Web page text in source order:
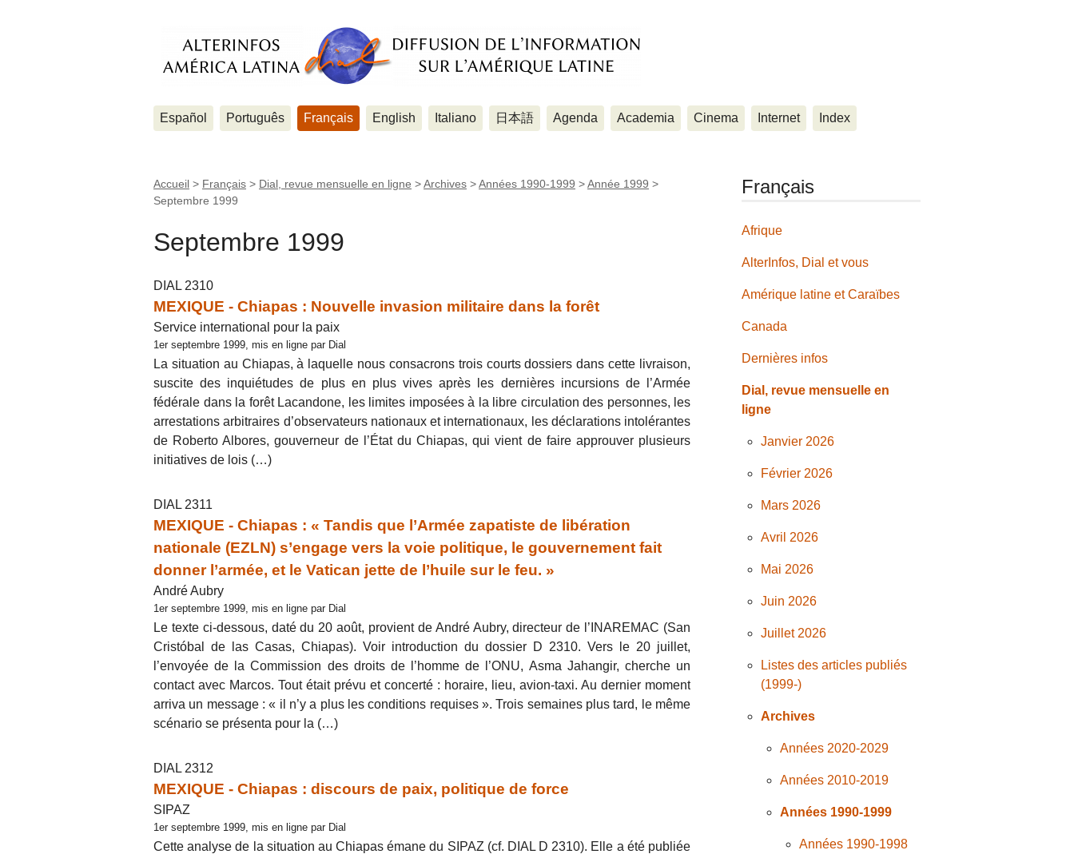
Español Português Français English Italiano 日本語 Agenda Academia Cinema Internet Index
Accueil > Français > Dial, revue mensuelle en ligne >Archives >Années 1990-1999 >Année 1999 >
Septembre 1999
Septembre 1999
DIAL 2310
MEXIQUE - Chiapas : Nouvelle invasion militaire dans la forêt
Service international pour la paix
1er septembre 1999, mis en ligne par Dial
La situation au Chiapas, à laquelle nous consacrons trois courts dossiers dans cette livraison,
suscite des inquiétudes de plus en plus vives après les dernières incursions de l’Armée
fédérale dans la forêt Lacandone, les limites imposées à la libre circulation des personnes, les
arrestations arbitraires d’observateurs nationaux et internationaux, les déclarations intolérantes
de Roberto Albores, gouverneur de l’État du Chiapas, qui vient de faire approuver plusieurs
initiatives de lois (…)
DIAL 2311
MEXIQUE - Chiapas : « Tandis que l’Armée zapatiste de libération
nationale (EZLN) s’engage vers la voie politique, le gouvernement fait
donner l’armée, et le Vatican jette de l’huile sur le feu. »
André Aubry
1er septembre 1999, mis en ligne par Dial
Le texte ci-dessous, daté du 20 août, provient de André Aubry, directeur de l’INAREMAC (San
Cristóbal de las Casas, Chiapas). Voir introduction du dossier D 2310. Vers le 20 juillet,
l’envoyée de la Commission des droits de l’homme de l’ONU, Asma Jahangir, cherche un
contact avec Marcos. Tout était prévu et concerté : horaire, lieu, avion-taxi. Au dernier moment
arriva un message : « il n’y a plus les conditions requises ». Trois semaines plus tard, le même
scénario se présenta pour la (…)
DIAL 2312
MEXIQUE - Chiapas : discours de paix, politique de force
SIPAZ
1er septembre 1999, mis en ligne par Dial
Cette analyse de la situation au Chiapas émane du SIPAZ (cf. DIAL D 2310). Elle a été publiée
Français
Afrique
AlterInfos, Dial et vous
Amérique latine et Caraïbes
Canada
Dernières infos
Dial, revue mensuelle en
ligne
Janvier 2026
Février 2026
Mars 2026
Avril 2026
Mai 2026
Juin 2026
Juillet 2026
Listes des articles publiés
(1999-)
Archives
Années 2020-2029
Années 2010-2019
Années 1990-1999
Années 1990-1998